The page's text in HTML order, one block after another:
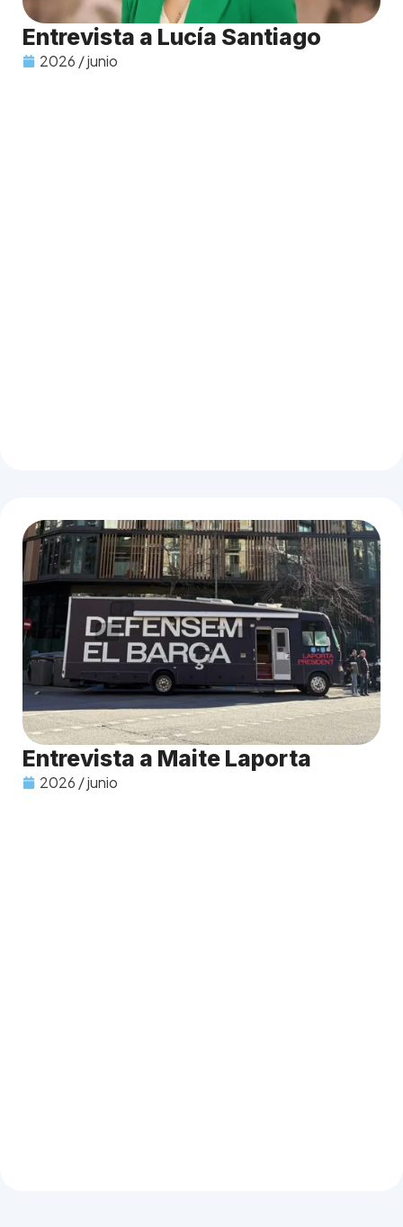
Entrevista a Lucía Santiago
2026 / junio
Entrevista a Maite Laporta
2026 / junio